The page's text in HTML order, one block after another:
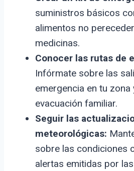
suministros básicos
alimentos no
medicinas.
Conocer las rutas de
Infórmate sobre las
emergencia en tu zona
evacuación familiar.
Seguir las
meteorológicas:
sobre las condiciones
alertas emitidas por